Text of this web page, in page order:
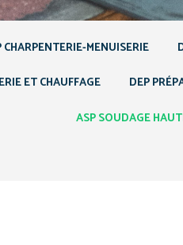
CHARPENTERIE-MENUISERIE
ET CHAUFFAGE
DEP
ASP SOUDAGE